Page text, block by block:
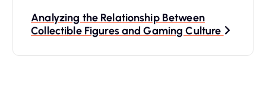
Analyzing the Relationship Between
Collectible Figures and Gaming Culture